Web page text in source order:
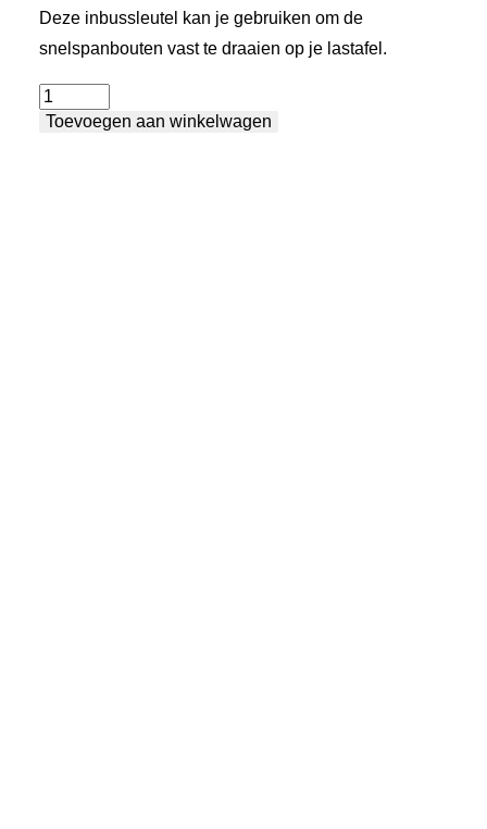
Deze inbussleutel kan je gebruiken om de
snelspanbouten vast te draaien op je lastafel.
Inbussleutel
aantal
Toevoegen aan winkelwagen